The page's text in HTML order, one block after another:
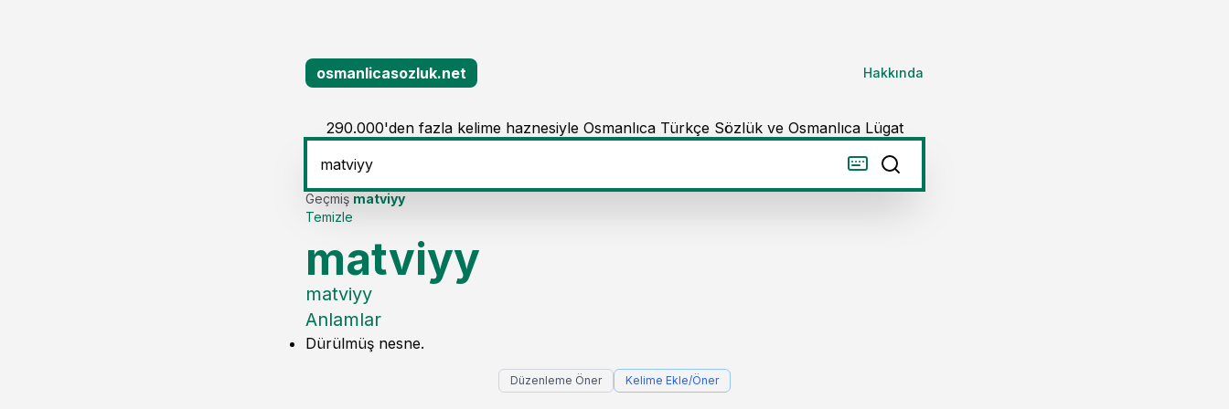
osmanlicasozluk.net Hakkında
290.000'den fazla kelime haznesiyle Osmanlıca Türkçe Sözlük ve Osmanlıca Lügat
Geçmiş
Temizle
matviyy
matviyy
matviyy
Anlamlar
Dürülmüş nesne.
Düzenleme Öner Kelime Ekle/Öner